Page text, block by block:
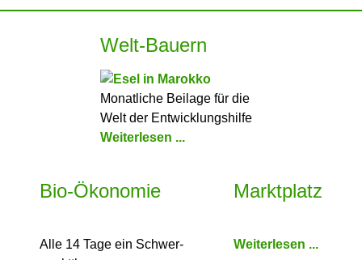
Welt-Bauern
Monatliche Beilage für die
Welt der Entwicklungshilfe
Weiterlesen ...
Bio-Ökonomie
Alle 14 Tage ein Schwer­
Marktplatz
Weiterlesen ...